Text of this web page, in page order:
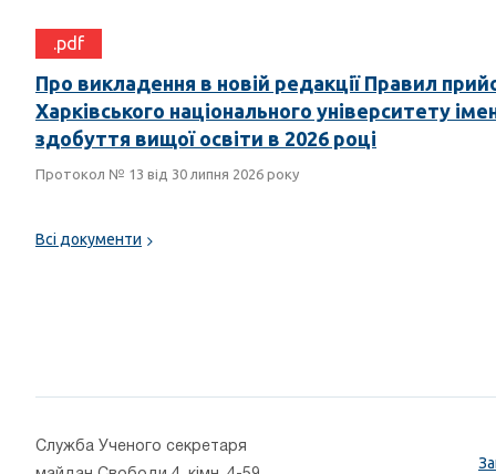
.pdf
Про викладення в новій редакції Правил
Харківського національного університету
здобуття вищої освіти в 2026 році
Протокол № 13 від 30 липня 2026 року
Всі документи
Cлужба Ученого секретаря